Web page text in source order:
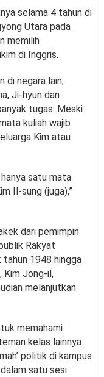
selama 4 tahun di
Utara pada
memilih
di Inggris.
di negara lain,
Ji-hyun dan
tugas. Meski
kuliah wajib
Kim atau
satu mata
Il-sung (juga),”
dari pemimpin
Rakyat
1948 hingga
Kim Jong-il,
melanjutkan
memahami
kelas lainnya
politik di kampus
satu sesi.